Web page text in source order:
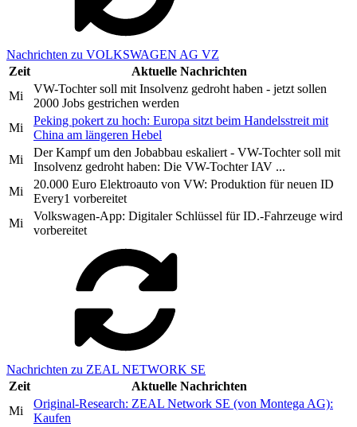
Nachrichten zu VOLKSWAGEN AG VZ
Zeit
Aktuelle Nachrichten
Mi
VW-Tochter soll mit Insolvenz gedroht haben - jetzt sollen
2000 Jobs gestrichen werden
Mi
Peking pokert zu hoch: Europa sitzt beim Handelsstreit mit
China am längeren Hebel
Mi
Der Kampf um den Jobabbau eskaliert - VW-Tochter soll mit
Insolvenz gedroht haben: Die VW-Tochter IAV ...
Mi
20.000 Euro Elektroauto von VW: Produktion für neuen ID
Every1 vorbereitet
Mi
Volkswagen-App: Digitaler Schlüssel für ID.-Fahrzeuge wird
vorbereitet
Nachrichten zu ZEAL NETWORK SE
Zeit
Aktuelle Nachrichten
Mi
Original-Research: ZEAL Network SE (von Montega AG):
Kaufen